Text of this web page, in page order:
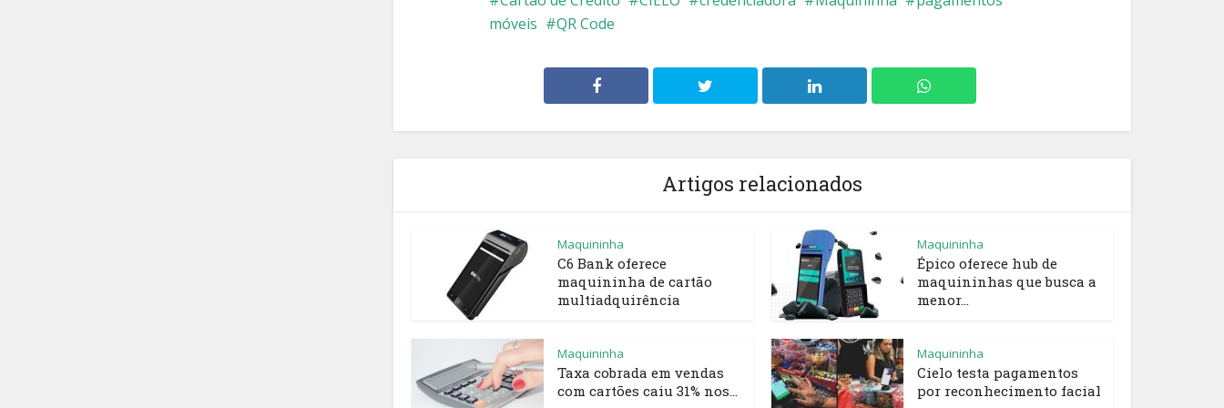
móveis
QR Code
Artigos relacionados
Maquininha
C6 Bank oferece
maquininha de cartão
multiadquirência
Maquininha
Épico oferece hub de
maquininhas que busca a
menor...
Maquininha
Taxa cobrada em vendas
com cartões caiu 31% nos...
Maquininha
Cielo testa pagamentos
por reconhecimento facial